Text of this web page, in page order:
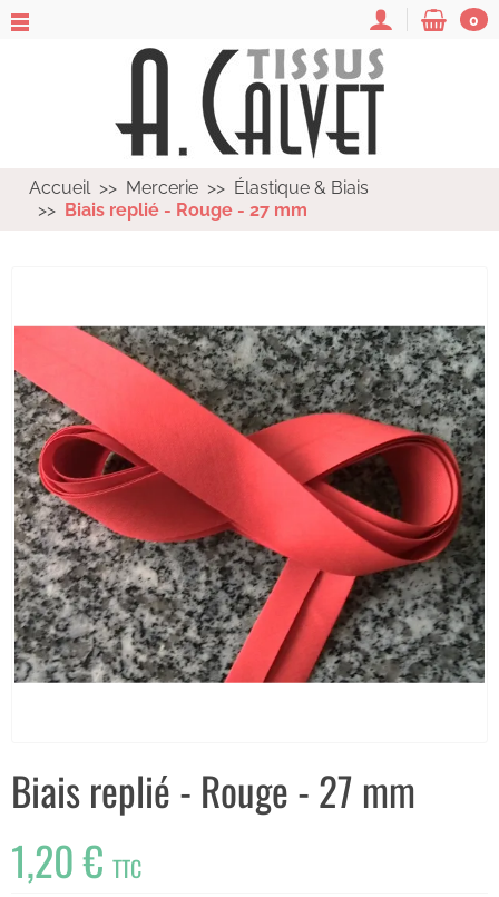
0
Accueil Mercerie
Élastique & Biais
Biais replié - Rouge - 27 mm
Biais replié - Rouge - 27 mm
1,20 € TTC